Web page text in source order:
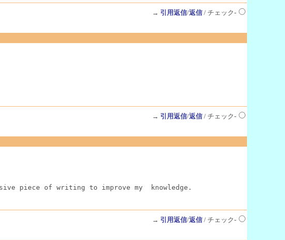
→ 引用返信/返信/ チェック-
→ 引用返信/返信/ チェック-
piece of writing to improve my  knowledge.
→ 引用返信/返信/ チェック-